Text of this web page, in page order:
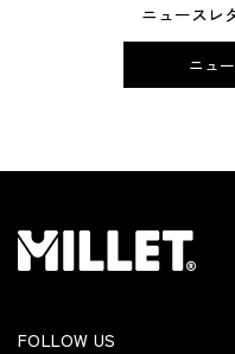
ニュースレ
ニュ
FOLLOW US